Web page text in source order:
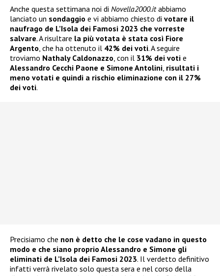
Anche questa settimana noi di Novella2000.itabbiamo
lanciato un sondaggio e vi abbiamo chiesto di votare il
naufrago de L’Isola dei Famosi 2023 che vorreste
salvare. A risultare la più votata è stata così Fiore
Argento, che ha ottenuto il 42% dei voti. A seguire
troviamo Nathaly Caldonazzo, con il 31% dei voti e
Alessandro Cecchi Paone e Simone Antolini, risultati i
meno votati e quindi a rischio eliminazione con il 27%
dei voti.
Precisiamo che non è detto che le cose vadano in questo
modo e che siano proprio Alessandro e Simone gli
eliminati de L’Isola dei Famosi 2023. Il verdetto definitivo
infatti verrà rivelato solo questa sera e nel corso della